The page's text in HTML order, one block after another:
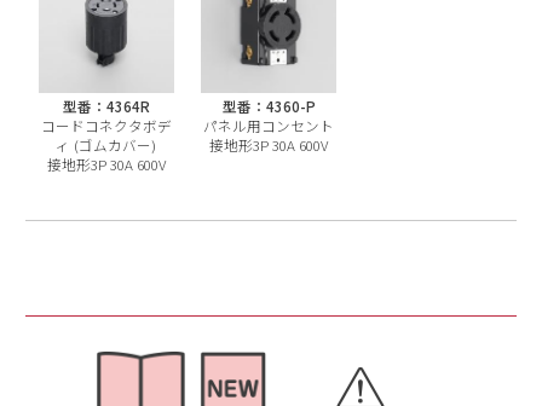
型番：4364R
コードコネクタボデ
ィ (ゴムカバー)
接地形3P 30A 600V
型番：4360-P
パネル用コンセント
接地形3P 30A 600V